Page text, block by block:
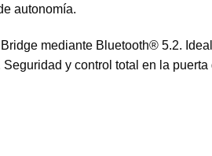
autonomía.
mediante Bluetooth® 5.2.
y control total en la puerta